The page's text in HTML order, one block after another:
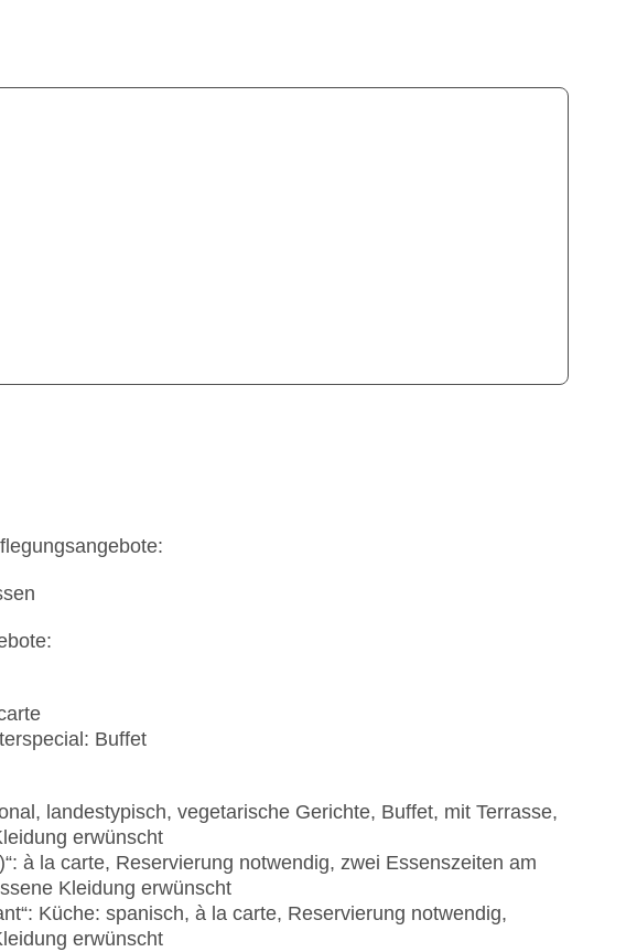
Buffet
landestypisch, vegetarische Gerichte, Buffet, mit Terrasse,
erwünscht
à la carte, Reservierung notwendig, zwei Essenszeiten am
Kleidung erwünscht
Küche: spanisch, à la carte, Reservierung notwendig,
erwünscht